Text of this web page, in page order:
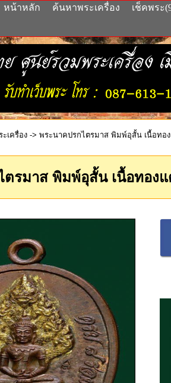
หน้าหลัก ค้นหาพระเครื่อง เช็คพระ
ะเครื่อง -> พระนาคปรกไตรมาส พิมพ์อุสั้น เนื้อทอ
รมาส พิมพ์อุสั้น เนื้อทอง